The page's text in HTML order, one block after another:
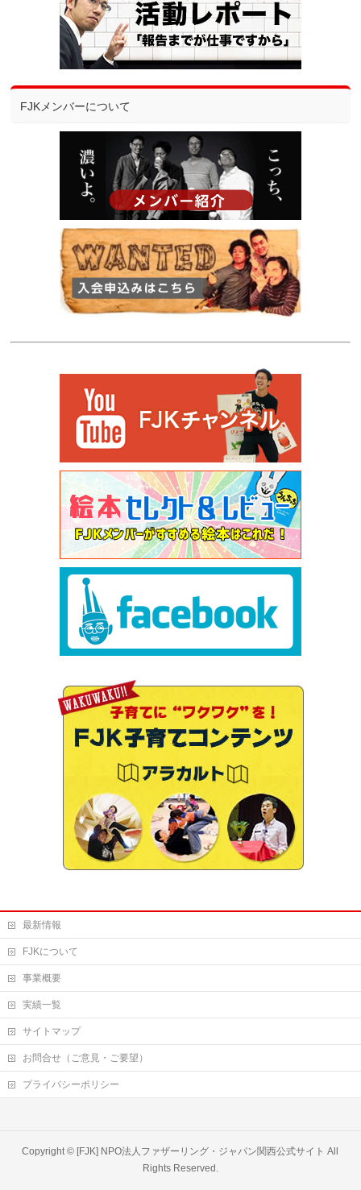
FJKメンバーについて
最新情報
FJKについて
事業概要
実績一覧
サイトマップ
お問合せ（ご意見・ご要望）
プライバシーポリシー
Copyright © [FJK] NPO法人ファザーリング・ジャパン関西公式サイト All
Rights Reserved.